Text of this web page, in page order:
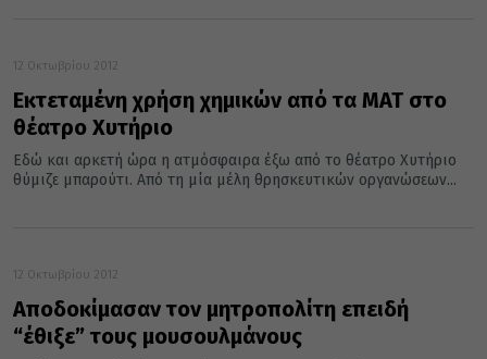
12 Οκτωβρίου 2012
Εκτεταμένη χρήση χημικών από τα ΜΑΤ στο
θέατρο Χυτήριο
Εδώ και αρκετή ώρα η ατμόσφαιρα έξω από το θέατρο Χυτήριο
θύμιζε μπαρούτι. Από τη μία μέλη θρησκευτικών οργανώσεων...
12 Οκτωβρίου 2012
Αποδοκίμασαν τον μητροπολίτη επειδή
“έθιξε” τους μουσουλμάνους